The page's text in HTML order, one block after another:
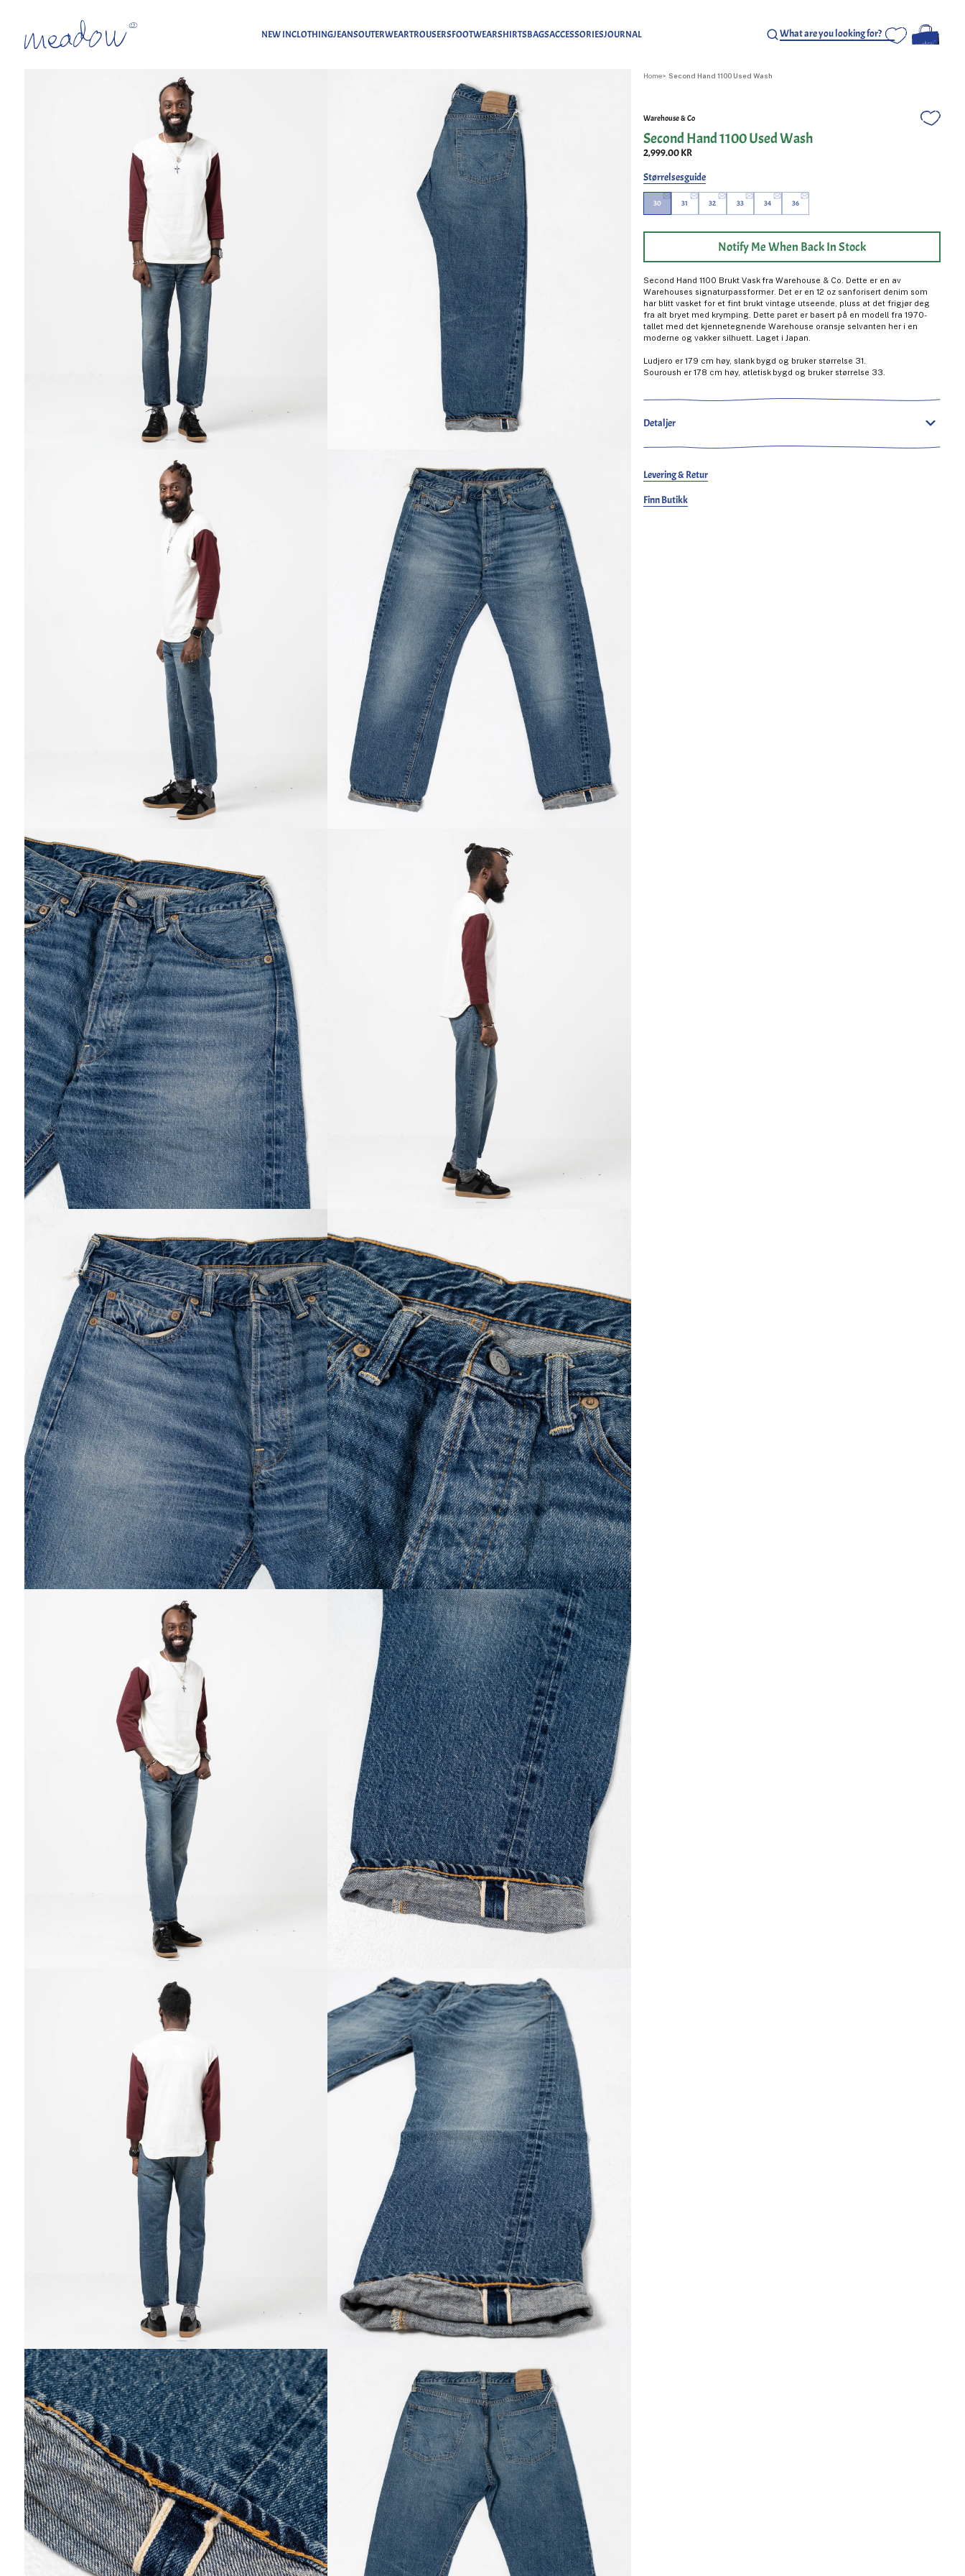
NEW INCLOTHINGJEANSOUTERWEARTROUSERSFOOTWEARSHIRTSBAGSACCESSORIESJOURNAL
Home Second Hand 1100 Used Wash
Warehouse & Co
Second Hand 1100 Used Wash
2,999.00 KR
Størrelsesguide
30 31 32 33 34 36
Notify Me When Back In Stock
Second Hand 1100 Brukt Vask fra Warehouse & Co. Dette er en av
Warehouses signaturpassformer. Det er en 12 oz sanforisert denim som
har blitt vasket for et fint brukt vintage utseende, pluss at det frigjør deg
fra alt bryet med krymping. Dette paret er basert på en modell fra 1970-
tallet med det kjennetegnende Warehouse oransje selvanten her i en
moderne og vakker silhuett. Laget i Japan.
Ludjero er 179 cm høy, slank bygd og bruker størrelse 31.
Souroush er 178 cm høy, atletisk bygd og bruker størrelse 33.
Detaljer
Levering & Retur
Finn Butikk